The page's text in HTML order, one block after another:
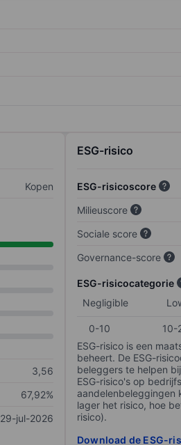
Kopen
3,56
67,92%
29-jul-2026
ESG-risico
ESG-risicoscore
Milieuscore
Sociale score
Governance-score
ESG-risicocategorie
Negligible
0-10 10-
ESG-risico is een
beheert. De ESG-
beleggers te helpen
ESG-risico's op
aandelenbeleggingen
lager het risico, hoe
risico).
Download de ESG-